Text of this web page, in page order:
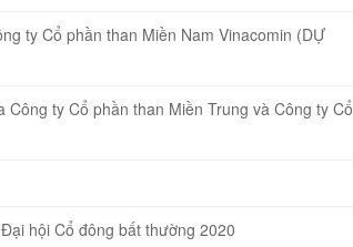
ty Cổ phần than Miền Nam Vinacomin (DỰ
ty Cổ phần than Miền Trung và Công ty Cổ
hội Cổ đông bất thường 2020